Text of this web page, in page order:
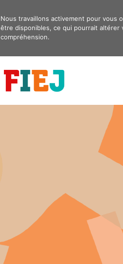
Nous travaillons activement pour vous
être disponibles, ce qui pourrait
compréhension.